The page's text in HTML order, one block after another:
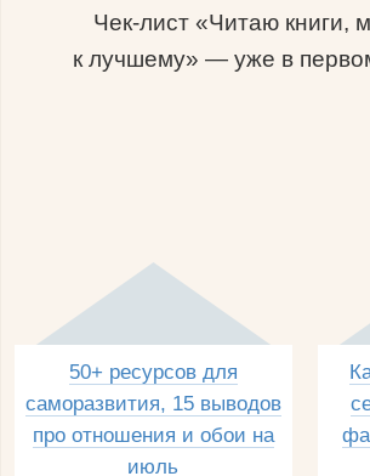
Чек-лист «Читаю книги,
к лучшему» — уже в
50+ ресурсов для
саморазвития, 15 выводов
про отношения и обои на
июль